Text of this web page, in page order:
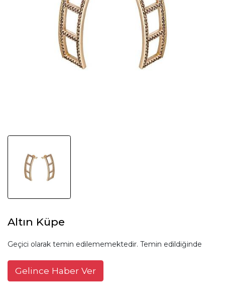
Altın Küpe
Geçici olarak temin edilememektedir. Temin edildiğinde
Gelince Haber Ver